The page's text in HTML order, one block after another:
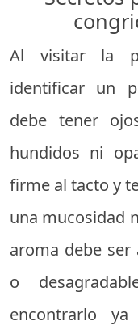
Al visitar la
identificar un
debe tener
hundidos ni
firme al tacto y
una mucosidad
aroma debe
o
encontrarlo